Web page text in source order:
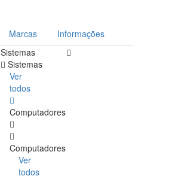
Marcas
Informações
Sistemas
Sistemas
Ver
todos
Computadores
Computadores
Ver
todos